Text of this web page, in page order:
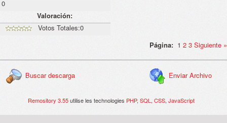
0
Valoración:
Votos Totales:0
Página: 1 2 3 Siguiente »
Buscar descarga Enviar Archivo
Remository 3.55utilise les technologies PHP,SQL ,CSS,JavaScript